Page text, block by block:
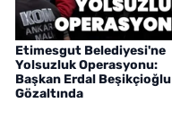
Etimesgut Belediyesi'ne
Yolsuzluk Operasyonu:
Başkan Erdal Beşikçioğlu
Gözaltında